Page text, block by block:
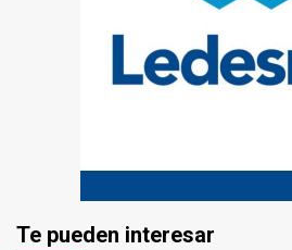
Te pueden interesar